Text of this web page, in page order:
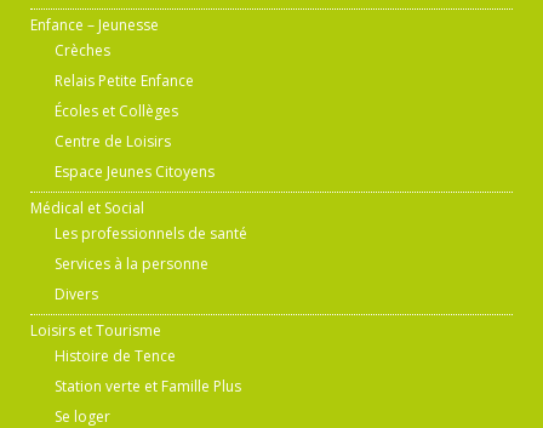
Enfance – Jeunesse
Crèches
Relais Petite Enfance
Écoles et Collèges
Centre de Loisirs
Espace Jeunes Citoyens
Médical et Social
Les professionnels de santé
Services à la personne
Divers
Loisirs et Tourisme
Histoire de Tence
Station verte et Famille Plus
Se loger